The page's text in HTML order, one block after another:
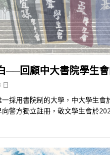
──回顧中大書院學生
日
採用書院制的大學，中大學生
警方獨立註冊，敬文學生會於